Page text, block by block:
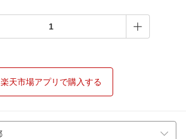
楽天市場アプリで購入する